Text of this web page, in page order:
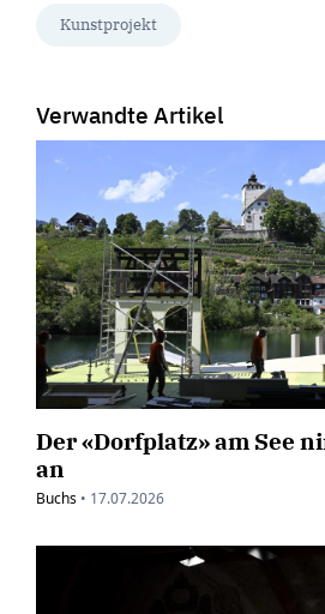
Kunstprojekt
Verwandte Artikel
Der «Dorfplatz» am See
an
Buchs • 17.07.2026